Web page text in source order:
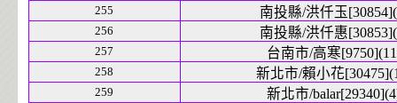
255 南投縣/洪仟玉
256 南投縣/洪仟惠
257 台南市/高寒
258 新北市/賴小花
259 新北市/